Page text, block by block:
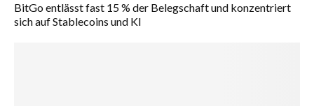
BitGo entlässt fast 15 % der Belegschaft und konzentriert
sich auf Stablecoins und KI